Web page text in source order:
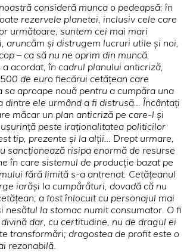
consideră munca o pedeapsă; în
rezervele planetei, inclusiv cele care
următoare, suntem cei mai mari
aruncăm şi distrugem lucruri utile şi noi,
– ca să nu ne oprim din muncă.
acordat, în cadrul planului anticriză,
de euro fiecărui cetăţean care
sa aproape nouă pentru a cumpăra una
dintre ele urmând a fi distrusă… Încântaţi
măcar un plan anticriză pe care-l şi
peste iraţionalitatea politicilor
tip, prezente şi la alţii… Drept urmare,
sancţionează risipa enormă de resurse
în care sistemul de producţie bazat pe
fără limită s-a antrenat. Cetăţeanul
iarăşi la cumpărături, dovadă că nu
a fost înlocuit cu personajul mai
nesătul la stomac numit consumator. O fi
dar, cu certitudine, nu de dragul ei
transformări; dragostea de profit este o
rezonabilă.